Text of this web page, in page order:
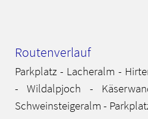
Routenverlauf
Parkplatz - Lacheralm -
- Wildalpjoch -
Schweinsteigeralm -